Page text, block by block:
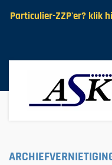
Particulier-ZZP'er?